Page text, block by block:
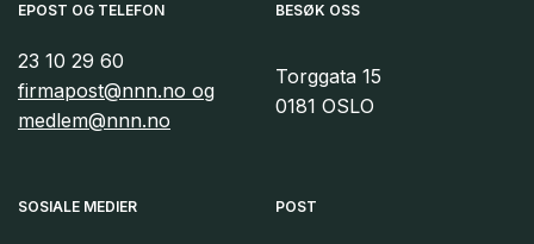
EPOST OG TELEFON
23 10 29 60
firmapost@nnn.no og
medlem@nnn.no
SOSIALE MEDIER
BESØK OSS
Torggata 15
0181 OSLO
POST